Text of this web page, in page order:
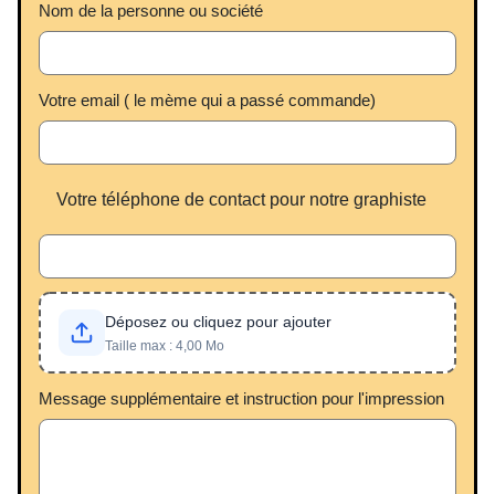
Nom de la personne ou société
Votre email ( le mème qui a passé commande)
Votre téléphone de contact pour notre graphiste
Déposez ou cliquez pour ajouter
Taille max : 4,00 Mo
Message supplémentaire et instruction pour l'impression